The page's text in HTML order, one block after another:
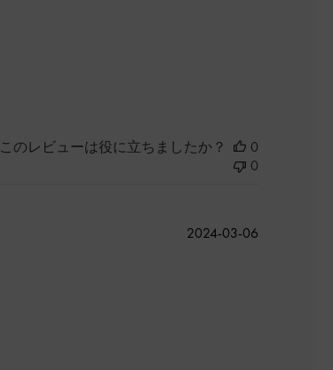
このレビューは役に立ちましたか？
0
0
公
2024-03-06